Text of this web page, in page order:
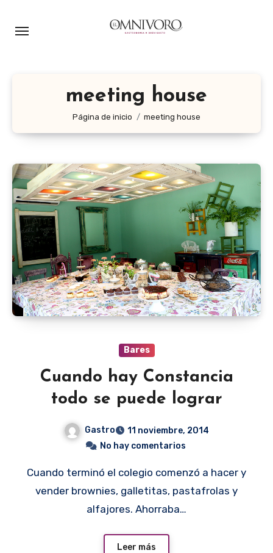
meeting house
Página de inicio meeting house
Bares
Cuando hay Constancia
todo se puede lograr
Gastro
11 noviembre, 2014
No hay comentarios
Cuando terminó el colegio comenzó a hacer y
vender brownies, galletitas, pastafrolas y
alfajores. Ahorraba…
Leer más